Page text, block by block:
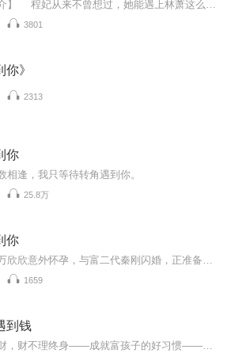
3801
你》
2313
你
相逢，我只等待转角遇到你。
25.8万
你
1659
到钱